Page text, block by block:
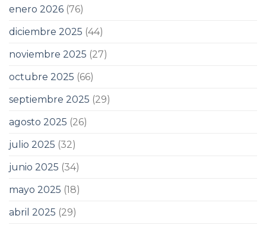
enero 2026 (76)
diciembre 2025 (44)
noviembre 2025 (27)
octubre 2025 (66)
septiembre 2025 (29)
agosto 2025 (26)
julio 2025 (32)
junio 2025 (34)
mayo 2025 (18)
abril 2025 (29)